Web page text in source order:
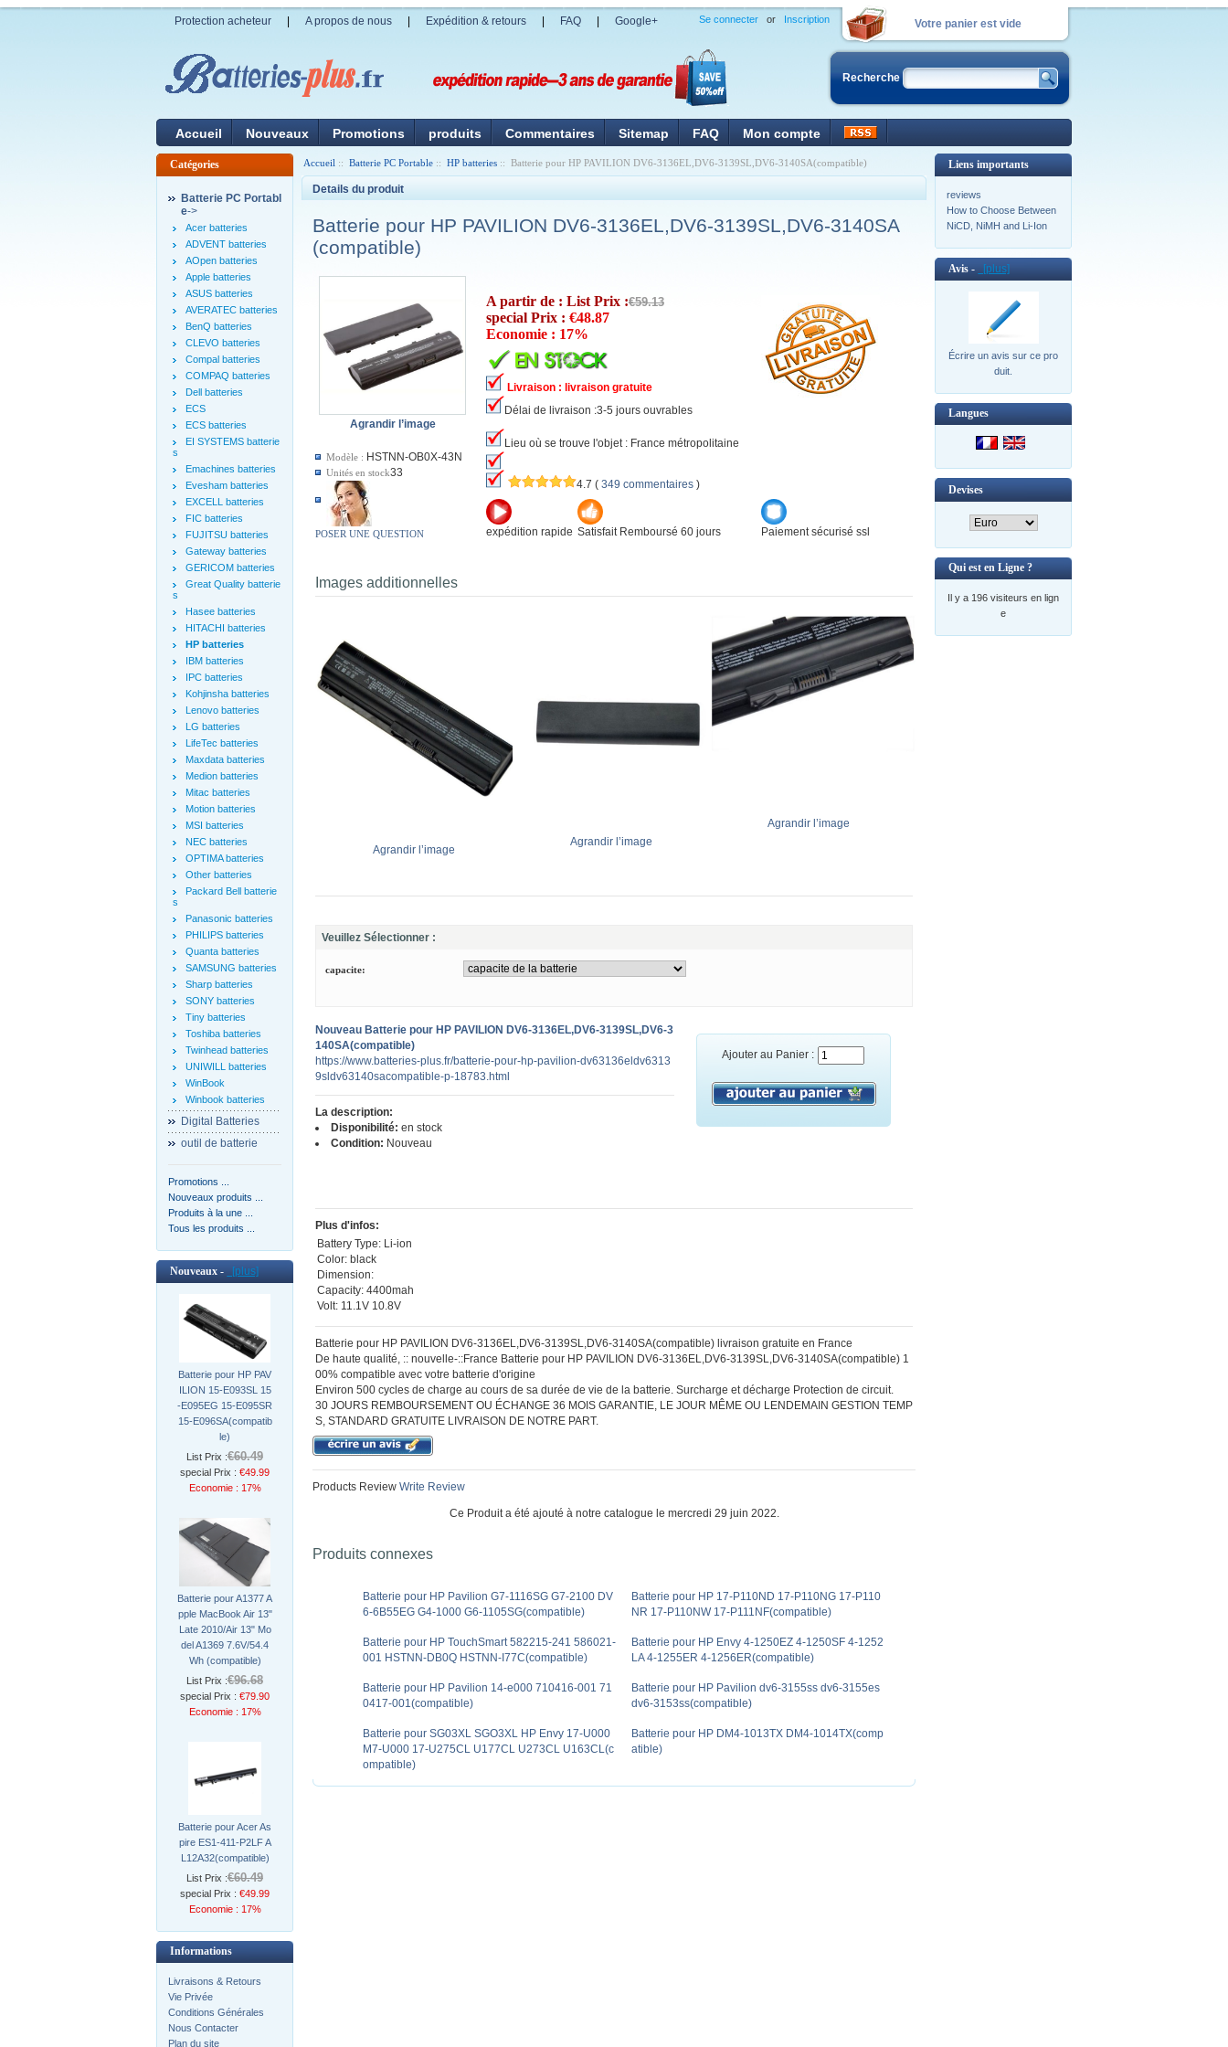
Protection acheteur A propos de nous Expédition & retours FAQ Google+ Votre panier est vide
Se connecter or Inscription
Recherche
Accueil Nouveaux Promotions produits Commentaires Sitemap FAQ Mon compte
Catégories
Batterie PC Portabl
e->
Acer batteries
ADVENT batteries
AOpen batteries
Apple batteries
ASUS batteries
AVERATEC batteries
BenQ batteries
CLEVO batteries
Compal batteries
COMPAQ batteries
Dell batteries
ECS
ECS batteries
EI SYSTEMS batterie
s
Emachines batteries
Evesham batteries
EXCELL batteries
FIC batteries
FUJITSU batteries
Gateway batteries
GERICOM batteries
Great Quality batterie
s
Hasee batteries
HITACHI batteries
HP batteries
IBM batteries
IPC batteries
Kohjinsha batteries
Lenovo batteries
LG batteries
LifeTec batteries
Maxdata batteries
Medion batteries
Mitac batteries
Motion batteries
MSI batteries
NEC batteries
OPTIMA batteries
Other batteries
Packard Bell batterie
s
Panasonic batteries
PHILIPS batteries
Quanta batteries
SAMSUNG batteries
Sharp batteries
SONY batteries
Tiny batteries
Toshiba batteries
Twinhead batteries
UNIWILL batteries
WinBook
Winbook batteries
Digital Batteries
outil de batterie
Promotions ...
Nouveaux produits ...
Produits à la une ...
Tous les produits ...
Nouveaux - [plus]
Batterie pour HP PAV
ILION 15-E093SL 15
-E095EG 15-E095SR
15-E096SA(compatib
le)
List Prix :€60.49
special Prix : €49.99
Economie : 17%
Batterie pour A1377 A
pple MacBook Air 13"
Late 2010/Air 13" Mo
del A1369 7.6V/54.4
Wh (compatible)
List Prix :€96.68
special Prix : €79.90
Economie : 17%
Batterie pour Acer As
pire ES1-411-P2LF A
L12A32(compatible)
List Prix :€60.49
special Prix : €49.99
Economie : 17%
Informations
Livraisons & Retours
Vie Privée
Conditions Générales
Nous Contacter
Plan du site
Accueil :: Batterie PC Portable :: HP batteries :: Batterie pour HP PAVILION DV6-3136EL,DV6-3139SL,DV6-3140SA(compatible)
Details du produit
Batterie pour HP PAVILION DV6-3136EL,DV6-3139SL,DV6-3140SA
(compatible)
Agrandir l’image
Modèle : HSTNN-OB0X-43N
Unités en stock33
POSER UNE QUESTION
A partir de : List Prix :€59.13
special Prix : €48.87
Economie : 17%
Livraison : livraison gratuite
Délai de livraison :3-5 jours ouvrables
Lieu où se trouve l'objet : France métropolitaine
4.7 ( 349 commentaires )
expédition rapide Satisfait Remboursé 60 jours Paiement sécurisé ssl
Images additionnelles
Agrandir l’image
Agrandir l’image
Agrandir l’image
Veuillez Sélectionner :
capacite:
Ajouter au Panier :
Nouveau Batterie pour HP PAVILION DV6-3136EL,DV6-3139SL,DV6-3
140SA(compatible)
https://www.batteries-plus.fr/batterie-pour-hp-pavilion-dv63136eldv6313
9sldv63140sacompatible-p-18783.html
La description:
Disponibilité: en stock
Condition: Nouveau
Plus d'infos:
Battery Type: Li-ion
Color: black
Dimension:
Capacity: 4400mah
Volt: 11.1V 10.8V
Batterie pour HP PAVILION DV6-3136EL,DV6-3139SL,DV6-3140SA(compatible) livraison gratuite en France
De haute qualité, :: nouvelle-::France Batterie pour HP PAVILION DV6-3136EL,DV6-3139SL,DV6-3140SA(compatible) 1
00% compatible avec votre batterie d'origine
Environ 500 cycles de charge au cours de sa durée de vie de la batterie. Surcharge et décharge Protection de circuit.
30 JOURS REMBOURSEMENT OU ÉCHANGE 36 MOIS GARANTIE, LE JOUR MÊME OU LENDEMAIN GESTION TEMP
S, STANDARD GRATUITE LIVRAISON DE NOTRE PART.
Products Review Write Review
Ce Produit a été ajouté à notre catalogue le mercredi 29 juin 2022.
Produits connexes
Batterie pour HP Pavilion G7-1116SG G7-2100 DV
6-6B55EG G4-1000 G6-1105SG(compatible)
Batterie pour HP 17-P110ND 17-P110NG 17-P110
NR 17-P110NW 17-P111NF(compatible)
Batterie pour HP TouchSmart 582215-241 586021-
001 HSTNN-DB0Q HSTNN-I77C(compatible)
Batterie pour HP Envy 4-1250EZ 4-1250SF 4-1252
LA 4-1255ER 4-1256ER(compatible)
Batterie pour HP Pavilion 14-e000 710416-001 71
0417-001(compatible)
Batterie pour HP Pavilion dv6-3155ss dv6-3155es
dv6-3153ss(compatible)
Batterie pour SG03XL SGO3XL HP Envy 17-U000
M7-U000 17-U275CL U177CL U273CL U163CL(c
ompatible)
Batterie pour HP DM4-1013TX DM4-1014TX(comp
atible)
Liens importants
reviews
How to Choose Between
NiCD, NiMH and Li-Ion
Avis - [plus]
Écrire un avis sur ce pro
duit.
Langues
Devises
Qui est en Ligne ?
Il y a 196 visiteurs en lign
e